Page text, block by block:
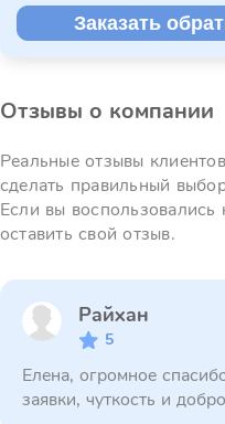
Заказать
Отзывы о компании
Реальные отзывы
сделать правильный
Если вы
оставить свой отзыв.
Райхан
5
Елена, огромное
заявки, чуткость и